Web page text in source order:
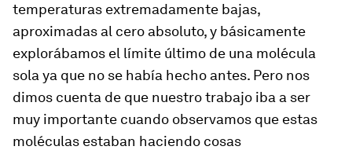
temperaturas extremadamente bajas,
aproximadas al cero absoluto, y básicamente
explorábamos el límite último de una molécula
sola ya que no se había hecho antes. Pero nos
dimos cuenta de que nuestro trabajo iba a ser
muy importante cuando observamos que estas
moléculas estaban haciendo cosas